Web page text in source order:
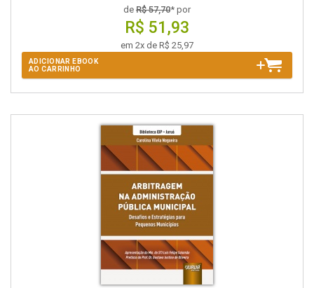
de R$ 57,70* por
R$ 51,93
em 2x de R$ 25,97
ADICIONAR EBOOK
AO CARRINHO